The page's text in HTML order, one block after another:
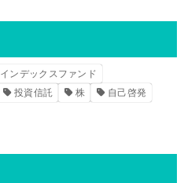
インデックスファンド
投資信託 株
自己啓発